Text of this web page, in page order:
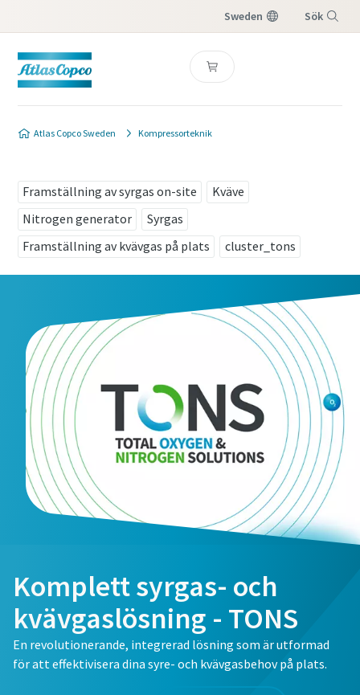
Sweden Sök
Atlas Copco Sweden Kompressorteknik
blåsmaskiner
Vi erbjuder ett komplett produktprogram inom lågtryck
och vi kan hjälpa kunder att hitta en optimal lösning
oavsett behov och typ av applikation. En blåsmaskin från
Atlas Copco kan sänka energikostnaderna med upp till
Framställning av syrgas on-site
Kväve
Nitrogen generator
Syrgas
Framställning av kvävgas på plats
cluster_tons
Komplett syrgas- och
kvävgaslösning - TONS
En revolutionerande, integrerad lösning som är utformad
för att effektivisera dina syre- och kvävgasbehov på plats.
Kontakta oss för att få
Endast de fält som är markerade med (*) är
obligatoriska
Personuppgifter
Efternamn
E-post
Telefon
Mer information
Land